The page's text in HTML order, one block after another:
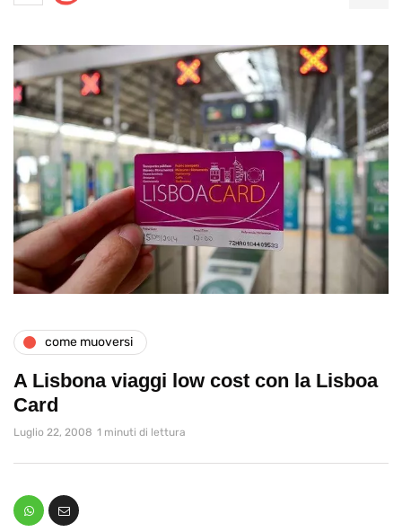
come muoversi
A Lisbona viaggi low cost con la Lisboa
Card
Luglio 22, 2008 1 minuti di lettura